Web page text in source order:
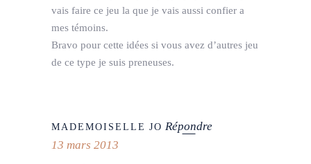
vais faire ce jeu la que je vais aussi confier a
mes témoins.
Bravo pour cette idées si vous avez d’autres jeu
de ce type je suis preneuses.
MADEMOISELLE JO Répondre
13 mars 2013